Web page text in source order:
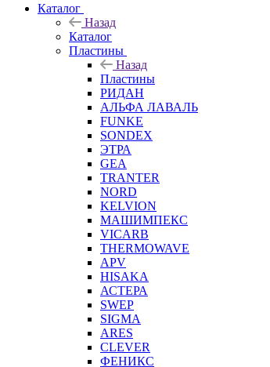
Каталог
Назад
Каталог
Пластины
Назад
Пластины
РИДАН
АЛЬФА ЛАВАЛЬ
FUNKE
SONDEX
ЭТРА
GEA
TRANTER
NORD
KELVION
МАШИМПЕКС
VICARB
THERMOWAVE
APV
HISAKA
АСТЕРА
SWEP
SIGMA
ARES
CLEVER
ФЕНИКС